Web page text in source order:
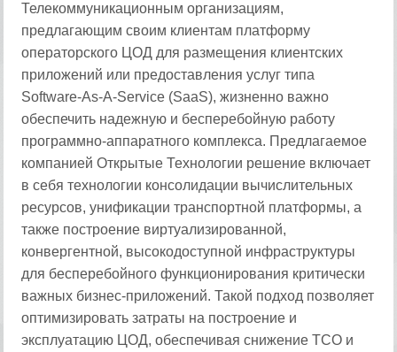
Телекоммуникационным организациям,
предлагающим своим клиентам платформу
операторского ЦОД для размещения клиентских
приложений или предоставления услуг типа
Software-As-A-Service (SaaS), жизненно важно
обеспечить надежную и бесперебойную работу
программно-аппаратного комплекса. Предлагаемое
компанией Открытые Технологии решение включает
в себя технологии консолидации вычислительных
ресурсов, унификации транспортной платформы, а
также построение виртуализированной,
конвергентной, высокодоступной инфраструктуры
для бесперебойного функционирования критически
важных бизнес-приложений. Такой подход позволяет
оптимизировать затраты на построение и
эксплуатацию ЦОД, обеспечивая снижение TCO и